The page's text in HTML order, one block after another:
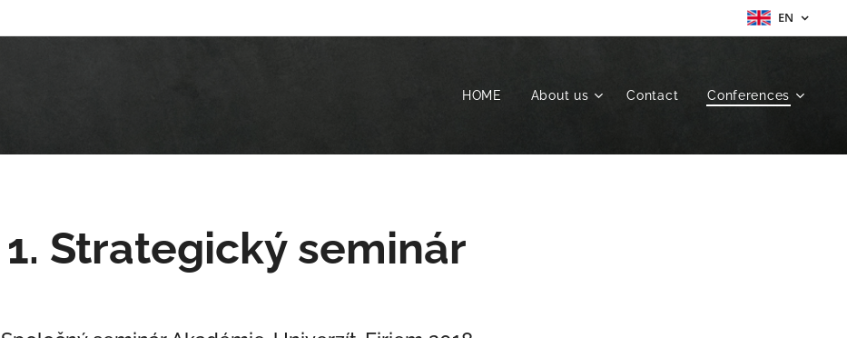
EN
HOME About us Contact Conferences
1. Strategický seminár